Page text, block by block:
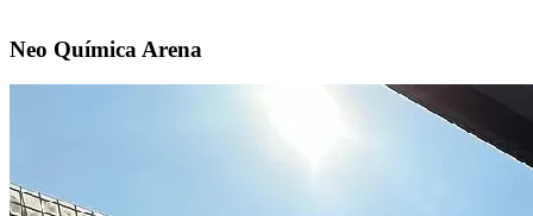
Neo Química Arena